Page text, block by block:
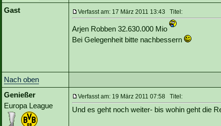
Gast
Verfasst am: 17 März 2011 13:43 Titel:
Arjen Robben 32.630.000 Mio
Bei Gelegenheit bitte nachbessern
Nach oben
Genießer
Europa League
Verfasst am: 19 März 2011 07:58 Titel:
Und es geht noch weiter- bis wohin geht die